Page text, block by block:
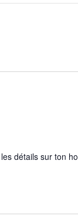
détails sur ton